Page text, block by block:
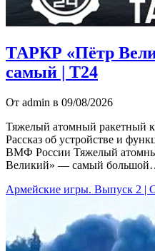
ТАРКР «Пётр
самый | Т24
От admin в 09/08/2026
Тяжелый атомный ракетный
Рассказ об устройстве и
ВМФ России Тяжелый
Великий» — самый
Армейские игры. Выпуск 2 |